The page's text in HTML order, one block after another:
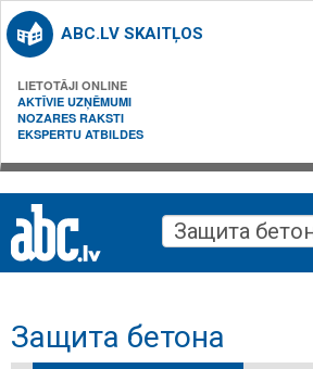
ABC.LV SKAITĻOS
LIETOTĀJI ONLINE
AKTĪVIE UZŅĒMUMI
NOZARES RAKSTI
EKSPERTU ATBILDES
Защита бетона